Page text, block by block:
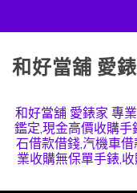
to
content
和好當舖 愛
和好當舖 愛錶家 專
鑑定,現金高價收購
石借款借錢,汽機車
業收購無保單手錶,